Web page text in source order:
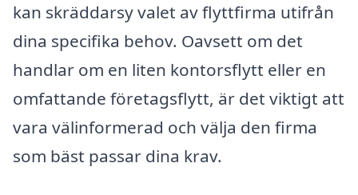
kan skräddarsy valet av flyttfirma utifrån
dina specifika behov. Oavsett om det
handlar om en liten kontorsflytt eller en
omfattande företagsflytt, är det viktigt att
vara välinformerad och välja den firma
som bäst passar dina krav.